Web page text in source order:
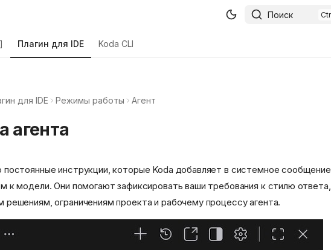
Поиск
Плагин для IDE Koda CLI
для IDE Режимы работы Агент
агента
инструкции, которые Koda добавляет в системное сообщение
к модели. Они помогают зафиксировать ваши требования к стилю ответа,
решениям, ограничениям проекта и рабочему процессу агента.